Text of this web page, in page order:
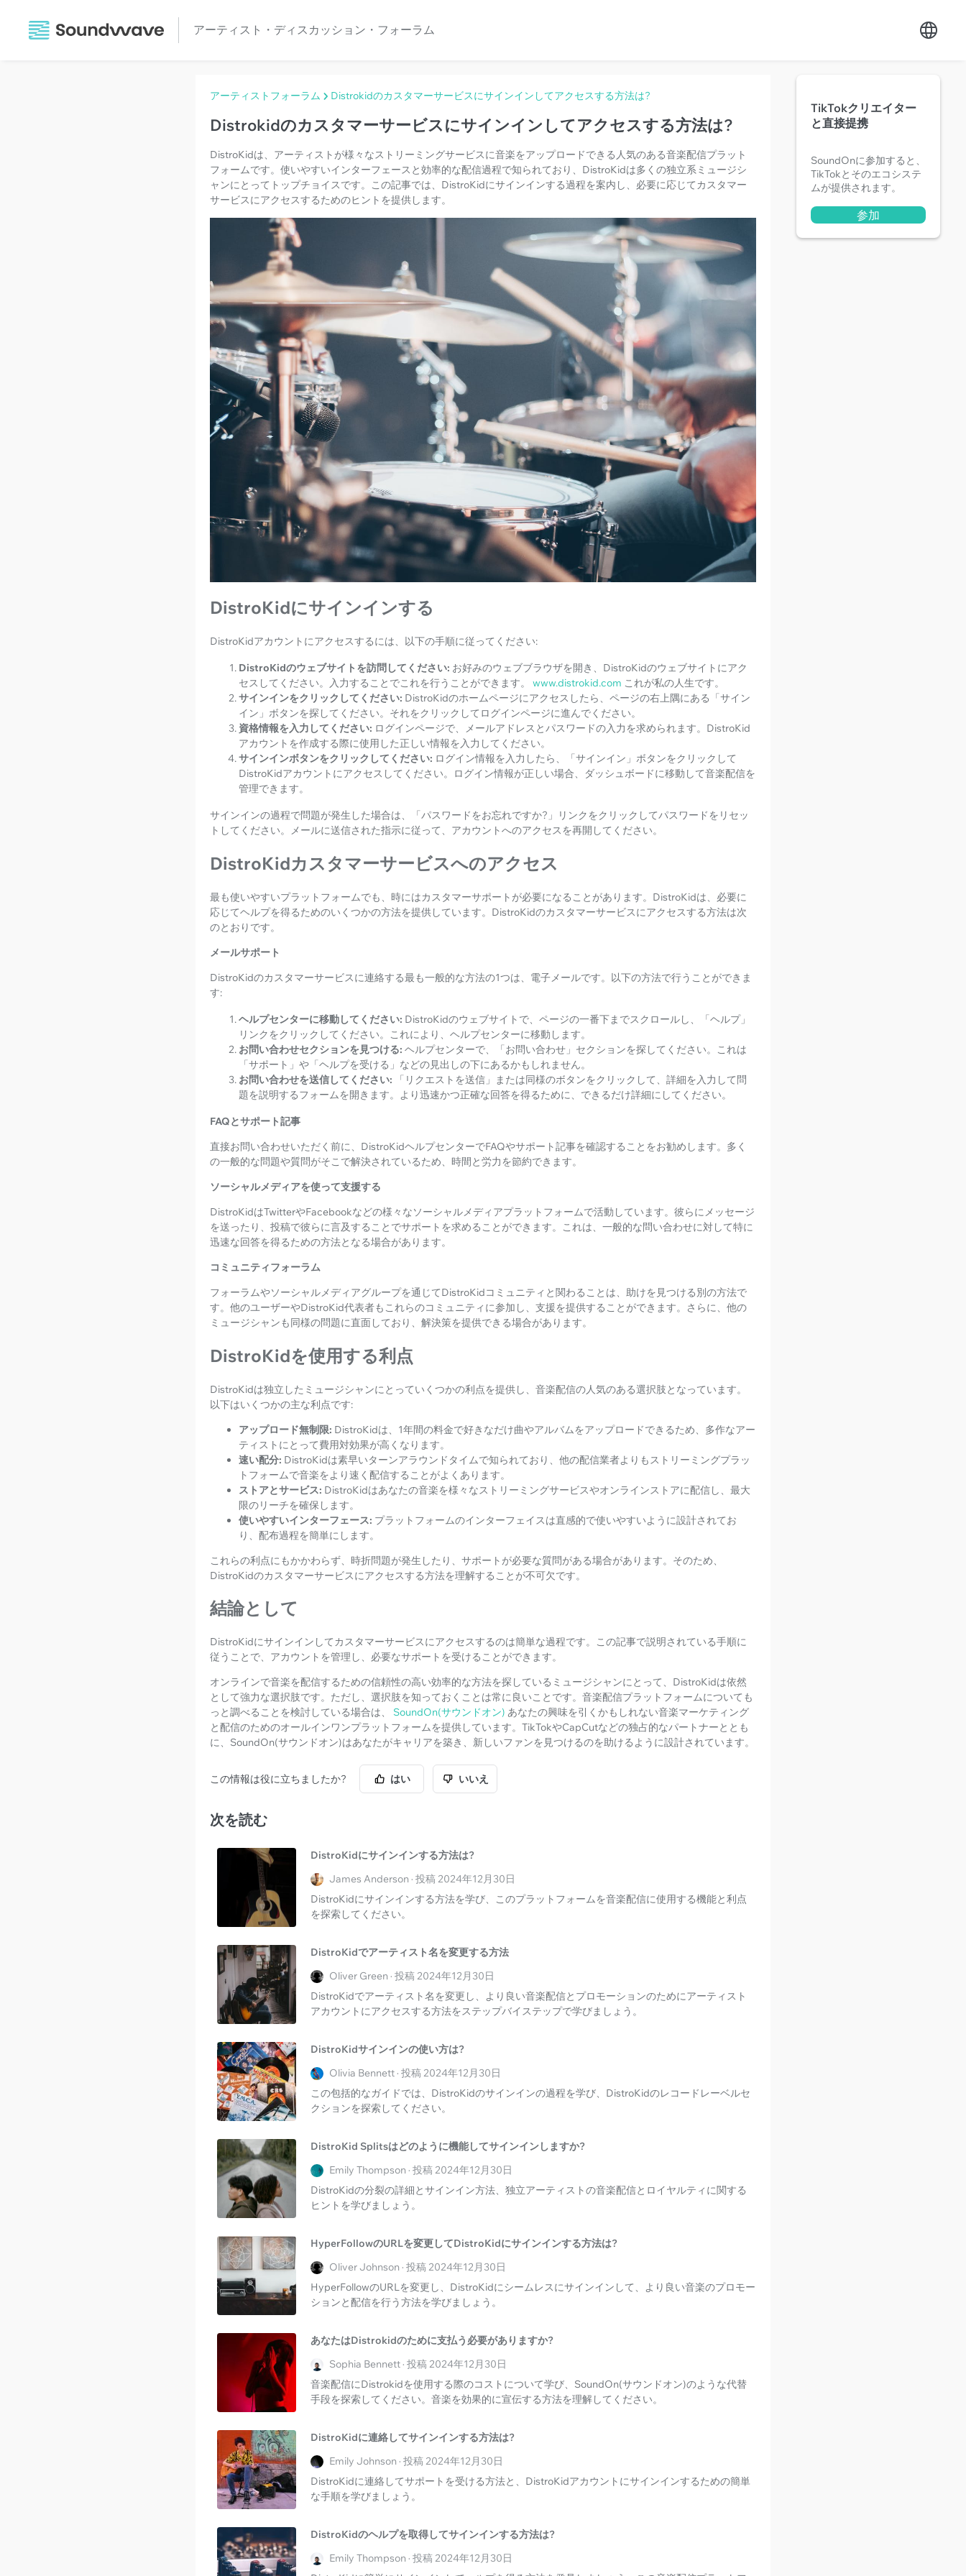
アーティスト・ディスカッション・フォーラム
アーティストフォーラム Distrokidのカスタマーサービスにサインインしてアクセスする方法は?
Distrokidのカスタマーサービスにサインインしてアクセスする方法は?
DistroKidは、アーティストが様々なストリーミングサービスに音楽をアップロードできる人気のある音楽配信プラット
フォームです。使いやすいインターフェースと効率的な配信過程で知られており、DistroKidは多くの独立系ミュージシ
ャンにとってトップチョイスです。この記事では、DistroKidにサインインする過程を案内し、必要に応じてカスタマー
サービスにアクセスするためのヒントを提供します。
DistroKidにサインインする
DistroKidアカウントにアクセスするには、以下の手順に従ってください:
DistroKidのウェブサイトを訪問してください: お好みのウェブブラウザを開き、DistroKidのウェブサイトにアク
セスしてください。入力することでこれを行うことができます。
www.distrokid.com これが私の人生です。
サインインをクリックしてください: DistroKidのホームページにアクセスしたら、ページの右上隅にある「サイン
イン」ボタンを探してください。それをクリックしてログインページに進んでください。
資格情報を入力してください: ログインページで、メールアドレスとパスワードの入力を求められます。DistroKid
アカウントを作成する際に使用した正しい情報を入力してください。
サインインボタンをクリックしてください: ログイン情報を入力したら、「サインイン」ボタンをクリックして
DistroKidアカウントにアクセスしてください。ログイン情報が正しい場合、ダッシュボードに移動して音楽配信を
管理できます。
サインインの過程で問題が発生した場合は、「パスワードをお忘れですか?」リンクをクリックしてパスワードをリセッ
トしてください。メールに送信された指示に従って、アカウントへのアクセスを再開してください。
DistroKidカスタマーサービスへのアクセス
最も使いやすいプラットフォームでも、時にはカスタマーサポートが必要になることがあります。DistroKidは、必要に
応じてヘルプを得るためのいくつかの方法を提供しています。DistroKidのカスタマーサービスにアクセスする方法は次
のとおりです。
メールサポート
DistroKidのカスタマーサービスに連絡する最も一般的な方法の1つは、電子メールです。以下の方法で行うことができま
す:
ヘルプセンターに移動してください: DistroKidのウェブサイトで、ページの一番下までスクロールし、「ヘルプ」
リンクをクリックしてください。これにより、ヘルプセンターに移動します。
お問い合わせセクションを見つける: ヘルプセンターで、「お問い合わせ」セクションを探してください。これは
「サポート」や「ヘルプを受ける」などの見出しの下にあるかもしれません。
お問い合わせを送信してください:
「リクエストを送信」または同様のボタンをクリックして、詳細を入力して問
題を説明するフォームを開きます。より迅速かつ正確な回答を得るために、できるだけ詳細にしてください。
FAQとサポート記事
直接お問い合わせいただく前に、DistroKidヘルプセンターでFAQやサポート記事を確認することをお勧めします。多く
の一般的な問題や質問がそこで解決されているため、時間と労力を節約できます。
ソーシャルメディアを使って支援する
DistroKidはTwitterやFacebookなどの様々なソーシャルメディアプラットフォームで活動しています。彼らにメッセージ
を送ったり、投稿で彼らに言及することでサポートを求めることができます。これは、一般的な問い合わせに対して特に
迅速な回答を得るための方法となる場合があります。
コミュニティフォーラム
フォーラムやソーシャルメディアグループを通じてDistroKidコミュニティと関わることは、助けを見つける別の方法で
す。他のユーザーやDistroKid代表者もこれらのコミュニティに参加し、支援を提供することができます。さらに、他の
ミュージシャンも同様の問題に直面しており、解決策を提供できる場合があります。
DistroKidを使用する利点
DistroKidは独立したミュージシャンにとっていくつかの利点を提供し、音楽配信の人気のある選択肢となっています。
以下はいくつかの主な利点です:
アップロード無制限: DistroKidは、1年間の料金で好きなだけ曲やアルバムをアップロードできるため、多作なアー
ティストにとって費用対効果が高くなります。
速い配分: DistroKidは素早いターンアラウンドタイムで知られており、他の配信業者よりもストリーミングプラッ
トフォームで音楽をより速く配信することがよくあります。
ストアとサービス: DistroKidはあなたの音楽を様々なストリーミングサービスやオンラインストアに配信し、最大
限のリーチを確保します。
使いやすいインターフェース: プラットフォームのインターフェイスは直感的で使いやすいように設計されてお
り、配布過程を簡単にします。
これらの利点にもかかわらず、時折問題が発生したり、サポートが必要な質問がある場合があります。そのため、
DistroKidのカスタマーサービスにアクセスする方法を理解することが不可欠です。
結論として
DistroKidにサインインしてカスタマーサービスにアクセスするのは簡単な過程です。この記事で説明されている手順に
従うことで、アカウントを管理し、必要なサポートを受けることができます。
オンラインで音楽を配信するための信頼性の高い効率的な方法を探しているミュージシャンにとって、DistroKidは依然
として強力な選択肢です。ただし、選択肢を知っておくことは常に良いことです。音楽配信プラットフォームについても
っと調べることを検討している場合は、
SoundOn(サウンドオン) あなたの興味を引くかもしれない音楽マーケティング
と配信のためのオールインワンプラットフォームを提供しています。TikTokやCapCutなどの独占的なパートナーととも
に、SoundOn(サウンドオン)はあなたがキャリアを築き、新しいファンを見つけるのを助けるように設計されています。
この情報は役に立ちましたか? はい いいえ
次を読む
DistroKidにサインインする方法は?
James Anderson · 投稿 2024年12月30日
DistroKidにサインインする方法を学び、このプラットフォームを音楽配信に使用する機能と利点
を探索してください。
DistroKidでアーティスト名を変更する方法
Oliver Green · 投稿 2024年12月30日
DistroKidでアーティスト名を変更し、より良い音楽配信とプロモーションのためにアーティスト
アカウントにアクセスする方法をステップバイステップで学びましょう。
DistroKidサインインの使い方は?
Olivia Bennett · 投稿 2024年12月30日
この包括的なガイドでは、DistroKidのサインインの過程を学び、DistroKidのレコードレーベルセ
クションを探索してください。
DistroKid Splitsはどのように機能してサインインしますか?
Emily Thompson · 投稿 2024年12月30日
DistroKidの分裂の詳細とサインイン方法、独立アーティストの音楽配信とロイヤルティに関する
ヒントを学びましょう。
HyperFollowのURLを変更してDistroKidにサインインする方法は?
Oliver Johnson · 投稿 2024年12月30日
HyperFollowのURLを変更し、DistroKidにシームレスにサインインして、より良い音楽のプロモー
ションと配信を行う方法を学びましょう。
あなたはDistrokidのために支払う必要がありますか?
Sophia Bennett · 投稿 2024年12月30日
音楽配信にDistrokidを使用する際のコストについて学び、SoundOn(サウンドオン)のような代替
手段を探索してください。音楽を効果的に宣伝する方法を理解してください。
DistroKidに連絡してサインインする方法は?
Emily Johnson · 投稿 2024年12月30日
DistroKidに連絡してサポートを受ける方法と、DistroKidアカウントにサインインするための簡単
な手順を学びましょう。
DistroKidのヘルプを取得してサインインする方法は?
Emily Thompson · 投稿 2024年12月30日
TikTokクリエイター
と直接提携
SoundOnに参加すると、
TikTokとそのエコシステ
ムが提供されます。
参加